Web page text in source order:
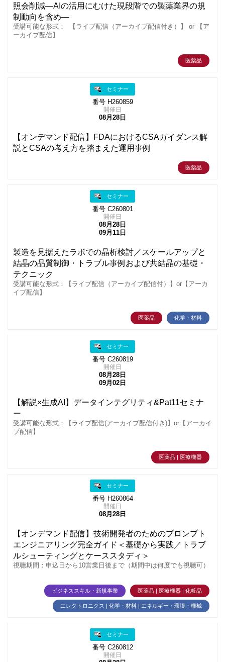
照会削減―AIの活用にむけた現段階での製薬業界の規
制動向を含め―
受講可能な形式： 【ライブ配信（アーカイブ配信付き）】 or 【ア
ーカイブ配信】
医薬品
セミナー
番号 H260859
開催日
08月28日
【オンデマンド配信】FDAにおけるCSAガイダンス解
説とCSAの考え方を踏まえた運用事例
医薬品
セミナー
番号 C260801
開催日
08月28日
09月11日
製造を見据えたラボでの晶析検討／スケールアップと
結晶の品質制御・トラブル事例および共結晶の基礎・
テクニック
受講可能な形式：【ライブ配信（アーカイブ配信付）】or【アーカ
イブ配信】
医薬品 化学・材料
セミナー
番号 C260819
開催日
08月28日
09月02日
【解説×生成AI】データインテグリティ&Pat11セミナ
ー
受講可能な形式：【ライブ配信(アーカイブ配信付き)】or【アーカイ
ブ配信】
医薬品 | 医療機器
セミナー
番号 H260864
開催日
08月28日
【オンデマンド配信】技術開発者のためのプロンプト
エンジニアリング完全ガイド＜基礎から実践／トラブ
ルシューティングとケーススタディ＞
視聴期間：申込日から10営業日後まで（期間中は何度でも視聴可）
ビジネススキル・新規事業 医薬品 | 医療機器 | 化粧品
エレクトロニクス | 化学・材料 | エネルギー・環境・機械
セミナー
番号 C260812
開催日